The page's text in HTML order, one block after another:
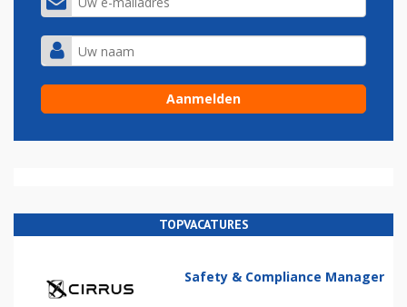
TOPVACATURES
Safety & Compliance Manager